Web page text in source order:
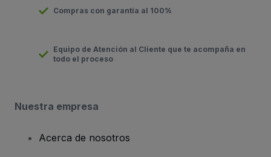
Compras con garantía al 100%
Equipo de Atención al Cliente que te acompaña en
todo el proceso
Nuestra empresa
Acerca de nosotros